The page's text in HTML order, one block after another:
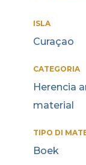
ISLA
Curaçao
CATEGORIA
Herencia
material
TIPO DI
Boek